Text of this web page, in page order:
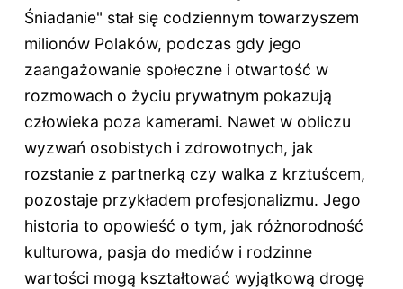
Śniadanie" stał się codziennym towarzyszem
milionów Polaków, podczas gdy jego
zaangażowanie społeczne i otwartość w
rozmowach o życiu prywatnym pokazują
człowieka poza kamerami. Nawet w obliczu
wyzwań osobistych i zdrowotnych, jak
rozstanie z partnerką czy walka z krztuścem,
pozostaje przykładem profesjonalizmu. Jego
historia to opowieść o tym, jak różnorodność
kulturowa, pasja do mediów i rodzinne
wartości mogą kształtować wyjątkową drogę